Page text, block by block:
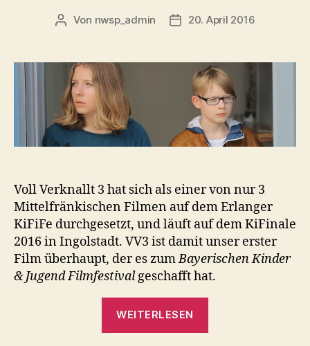
Beitragsautor
Von nwsp_admin Beitragsdatum
20. April 2016
Voll Verknallt 3 hat sich als einer von nur 3
Mittelfränkischen Filmen auf dem Erlanger
KiFiFe durchgesetzt, und läuft auf dem KiFinale
2016 in Ingolstadt. VV3 ist damit unser erster
Film überhaupt, der es zumBayerischen Kinder
& Jugend Filmfestivalgeschafft hat.
WEITERLESEN